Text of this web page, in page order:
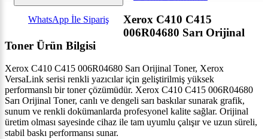
WhatsApp İle Sipariş
Xerox C410 C415
006R04680 Sarı Orijinal
Toner Ürün Bilgisi
Xerox C410 C415 006R04680 Sarı Orijinal Toner, Xerox
VersaLink serisi renkli yazıcılar için geliştirilmiş yüksek
performanslı bir toner çözümüdür. Xerox C410 C415 006R04680
Sarı Orijinal Toner, canlı ve dengeli sarı baskılar sunarak grafik,
sunum ve renkli dokümanlarda profesyonel kalite sağlar. Orijinal
üretim olması sayesinde cihaz ile tam uyumlu çalışır ve uzun süreli,
stabil baskı performansı sunar.